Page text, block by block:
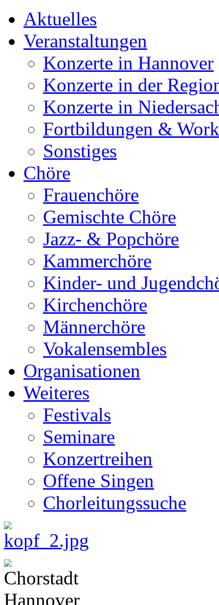
Aktuelles
Veranstaltungen
Konzerte in Hannover
Konzerte in der
Konzerte in
Fortbildungen &
Sonstiges
Chöre
Frauenchöre
Gemischte Chöre
Jazz- & Popchöre
Kammerchöre
Kinder- und
Kirchenchöre
Männerchöre
Vokalensembles
Organisationen
Weiteres
Festivals
Seminare
Konzertreihen
Offene Singen
Chorleitungssuche